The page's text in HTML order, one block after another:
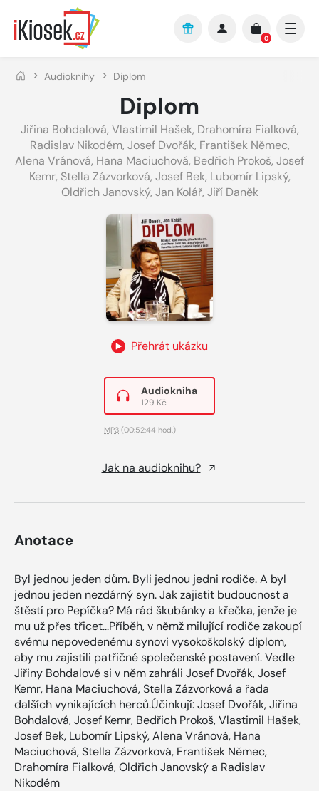
Přejít na hlavní obsah
0
Audioknihy Diplom
Diplom
Jiřina Bohdalová, Vlastimil Hašek, Drahomíra Fialková,
Radislav Nikodém, Josef Dvořák, František Němec,
Alena Vránová, Hana Maciuchová, Bedřich Prokoš, Josef
Kemr, Stella Zázvorková, Josef Bek, Lubomír Lipský,
Oldřich Janovský, Jan Kolář, Jiří Daněk
Přehrát ukázku
Audiokniha
129 Kč
MP3 (00:52:44 hod.)
Jak na audioknihu?
Anotace
Byl jednou jeden dům. Byli jednou jedni rodiče. A byl
jednou jeden nezdárný syn. Jak zajistit budoucnost a
štěstí pro Pepíčka? Má rád škubánky a křečka, jenže je
mu už přes třicet...Příběh, v němž milující rodiče zakoupí
svému nepovedenému synovi vysokoškolský diplom,
aby mu zajistili patřičné společenské postavení. Vedle
Jiřiny Bohdalové si v něm zahráli Josef Dvořák, Josef
Kemr, Hana Maciuchová, Stella Zázvorková a řada
dalších vynikajících herců.Účinkují: Josef Dvořák, Jiřina
Bohdalová, Josef Kemr, Bedřich Prokoš, Vlastimil Hašek,
Josef Bek, Lubomír Lipský, Alena Vránová, Hana
Maciuchová, Stella Zázvorková, František Němec,
Drahomíra Fialková, Oldřich Janovský a Radislav
Nikodém